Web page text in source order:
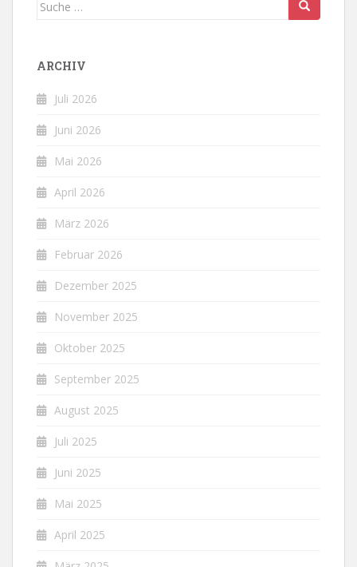
ARCHIV
Juli 2026
Juni 2026
Mai 2026
April 2026
März 2026
Februar 2026
Dezember 2025
November 2025
Oktober 2025
September 2025
August 2025
Juli 2025
Juni 2025
Mai 2025
April 2025